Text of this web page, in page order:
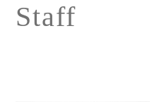
Staff